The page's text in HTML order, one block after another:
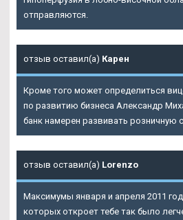
отправляются.
отзыв оставил(а) Карен
Кроме того может определиться
по развитию бизнеса Александр
банк намерен развивать
отзыв оставил(а) Lorenzo
Максимумы января и апреля 2011
которых откроет тебе так было